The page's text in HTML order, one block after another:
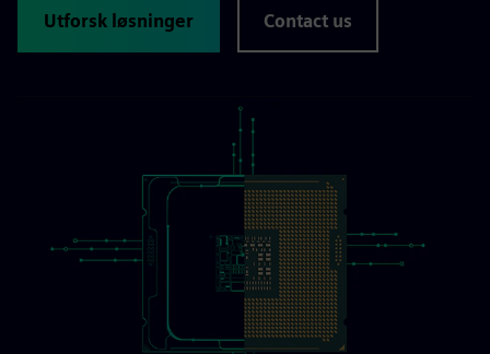
Utforsk løsninger Contact us